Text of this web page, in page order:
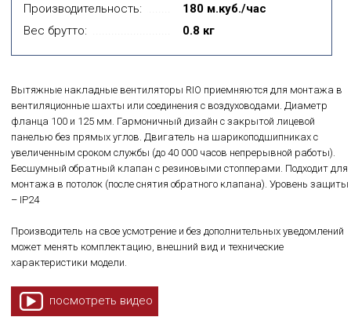
Производительность:
180 м.куб./час
Вес брутто:
0.8 кг
Вытяжные накладные вентиляторы RIO приемняются для монтажа в
вентиляционные шахты или соединения с воздуховодами. Диаметр
фланца 100 и 125 мм. Гармоничный дизайн с закрытой лицевой
панелью без прямых углов. Двигатель на шарикоподшипниках с
увеличенным сроком службы (до 40 000 часов непрерывной работы).
Бесшумный обратный клапан с резиновыми стопперами. Подходит для
монтажа в потолок (после снятия обратного клапана). Уровень защиты
– IP24
Производитель на свое усмотрение и без дополнительных уведомлений
может менять комплектацию, внешний вид и технические
характеристики модели.
посмотреть видео